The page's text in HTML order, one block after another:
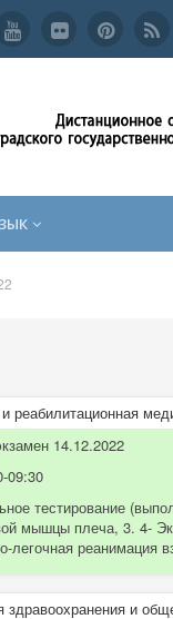
реабилитационная
14.12.2022
09:30
тестирование
мышцы плеча, 3. 4-
легочная реанимация
и